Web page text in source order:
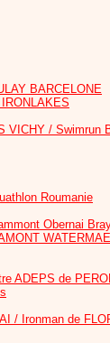
BARCELONE
VICHY / Swimrun
Roumanie
Obernai
ADEPS de
/ Ironman de